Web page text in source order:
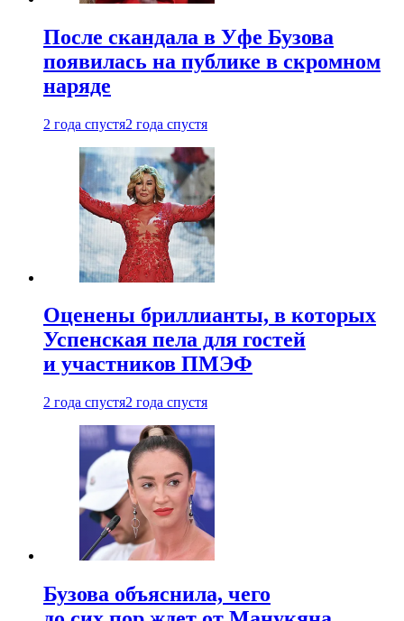
После скандала в Уфе Бузова
появилась на публике в скромном
наряде
2 года спустя2 года спустя
Оценены бриллианты, в которых
Успенская пела для гостей
и участников ПМЭФ
2 года спустя2 года спустя
Бузова объяснила, чего